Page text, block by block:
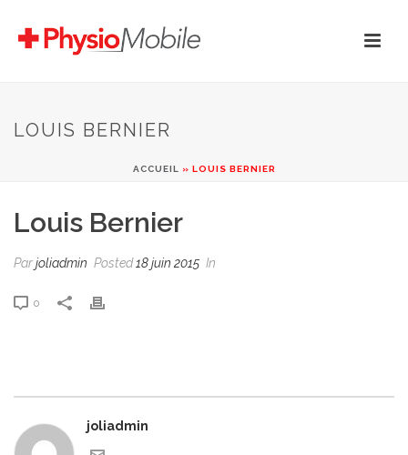
LOUIS BERNIER
ACCUEIL » LOUIS BERNIER
Louis Bernier
Parjoliadmin Posted18 juin 2015 In
0
joliadmin